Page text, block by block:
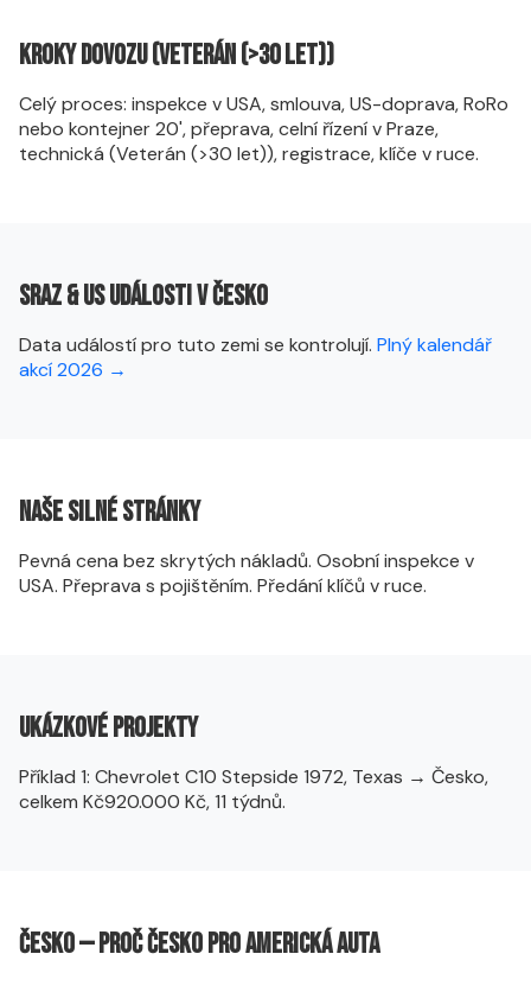
Kroky dovozu (Veterán (>30 let))
Celý proces: inspekce v USA, smlouva, US-doprava, RoRo
nebo kontejner 20', přeprava, celní řízení v Praze,
technická (Veterán (>30 let)), registrace, klíče v ruce.
Sraz & US události v Česko
Data událostí pro tuto zemi se kontrolují. Plný kalendář
akcí 2026 →
Naše silné stránky
Pevná cena bez skrytých nákladů. Osobní inspekce v
USA. Přeprava s pojištěním. Předání klíčů v ruce.
Ukázkové projekty
Příklad 1: Chevrolet C10 Stepside 1972, Texas → Česko,
celkem Kč920.000 Kč, 11 týdnů.
Česko — Proč Česko pro americká auta